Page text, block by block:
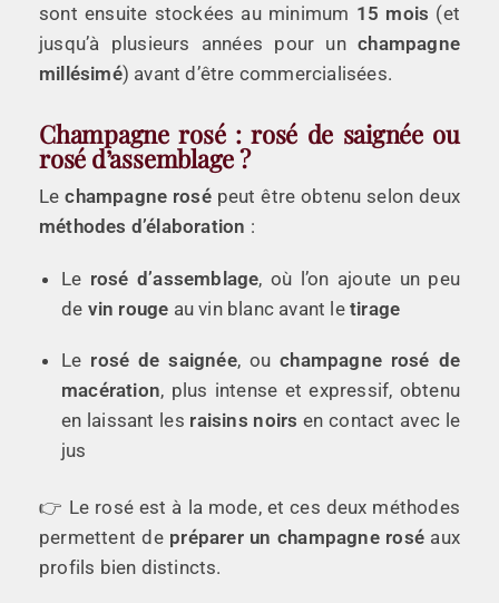
sont ensuite stockées au minimum 15 mois (et
jusqu’à plusieurs années pour unchampagne
millésimé) avant d’être commercialisées.
Champagne rosé : rosé de saignée ou
rosé d’assemblage ?
Lechampagne rosépeut être obtenu selon deux
méthodes d’élaboration :
Le rosé d’assemblage, où l’on ajoute un peu
de vin rouge au vin blanc avant letirage
Le rosé de saignée, ouchampagne rosé de
macération, plus intense et expressif, obtenu
en laissant les raisins noirs en contact avec le
jus
👉 Le rosé est à la mode, et ces deux méthodes
permettent de préparer un champagne rosé aux
profils bien distincts.